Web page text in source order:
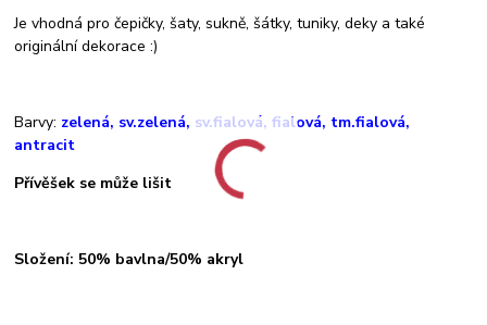
Je vhodná pro čepičky, šaty, sukně, šátky, tuniky, deky a také
originální dekorace :)
Barvy: zelená, sv.zelená, sv.fialová, fialová, tm.fialová,
antracit
Přívěšek se může lišit
Složení: 50% bavlna/50% akryl